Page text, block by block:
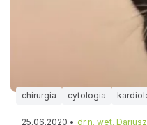
chirurgia cytologia
25.06.2020 • dr n. wet.